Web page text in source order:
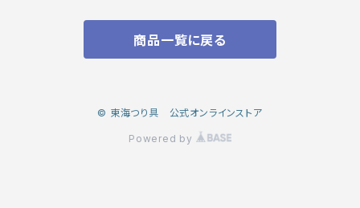
商品一覧に戻る
© 東海つり具 公式オンラインストア
Powered by